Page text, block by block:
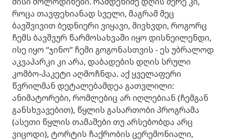
როცა თავფეხიანად სველი, მაგრამ მეც
ბავშვივით ბედნიერი ვიყავი, მივხვდი, როგორც
ჩემს ბავშვურ წარმოსახვაში იყო დისნეილენდი,
ისე იყო “ჯინო” ჩემი გოგონასთვის - ეს უბრალოდ
აკვაპარკი კი არა, დაბადების დღის სრული
კომბო-პაკეტი აღმოჩნდა. აქ ყველაფერი
წვრილმან დეტალებამდეა გათვლილი:
ანიმატორები, რომლებიც არ იღლებიან (ჩემგან
განსხვავებით), წყლის გასართობი პროგრამა
(ასეთი წყლის თამაშები თუ არსებობდა არც
ვიცოდი), ტორტის ჩაქრობის ცერემონიალი,